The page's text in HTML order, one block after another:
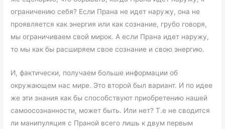
ограничению себя? Если Прана не идет наружу, она не
проявляется как энергия или как сознание, грубо говоря,
мы ограничиваем свой мирок. А если Прана идет наружу,
то мы как бы расширяем свое сознание и свою энергию.
И, фактически, получаем больше информации об
окружающем нас мире. Это второй был вариант. И по идее
же эти знания как бы способствуют приобретению нашей
самоосознанности, может быть. Или нет? Т.е не сводится
ли манипуляция с Праной всего лишь к двум первым